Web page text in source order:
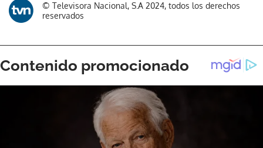
© Televisora Nacional, S.A 2024, todos los derechos
reservados